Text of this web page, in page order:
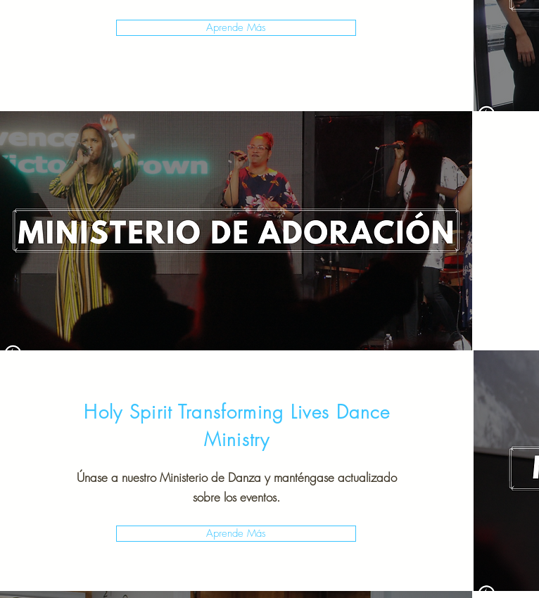
Aprende Más
Holy Spirit Transforming Lives Dance
Ministry
Únase a nuestro Ministerio de Danza y manténgase actualizado
sobre los eventos.
Aprende Más